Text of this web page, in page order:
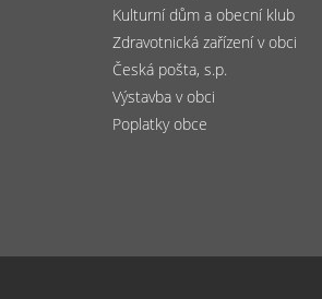
Kulturní dům a obecní klub
Zdravotnická zařízení v obci
Česká pošta, s.p.
Výstavba v obci
Poplatky obce